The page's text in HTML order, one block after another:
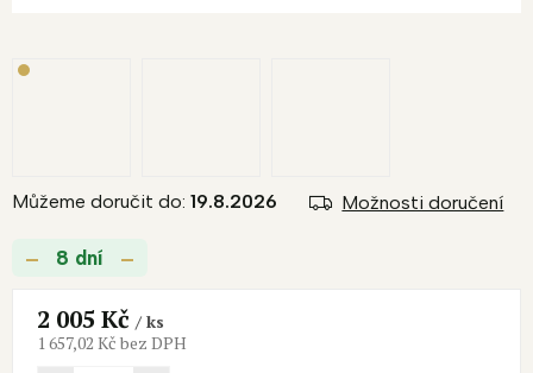
8 dní
Můžeme doručit do: 19.8.2026 Možnosti doručení
2 005 Kč/ ks
1 657,02 Kč bez DPH